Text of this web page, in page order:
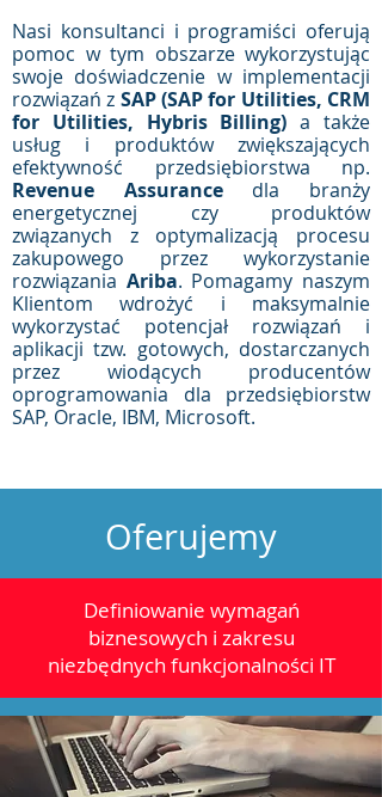
Nasi konsultanci i programiści oferują
pomoc w tym obszarze wykorzystując
swoje doświadczenie w implementacji
rozwiązań z SAP (SAP for Utilities, CRM
for Utilities, Hybris Billing) a także
usług i produktów zwiększających
efektywność przedsiębiorstwa np.
Revenue Assurancedla branży
energetycznej czy produktów
związanych z optymalizacją procesu
zakupowego przez wykorzystanie
rozwiązania Ariba. Pomagamy naszym
Klientom wdrożyć i maksymalnie
wykorzystać potencjał rozwiązań i
aplikacji tzw. gotowych, dostarczanych
przez wiodących producentów
oprogramowania dla przedsiębiorstw
SAP, Oracle, IBM, Microsoft.
Oferujemy
Definiowanie wymagań
biznesowych i zakresu
niezbędnych funkcjonalności IT